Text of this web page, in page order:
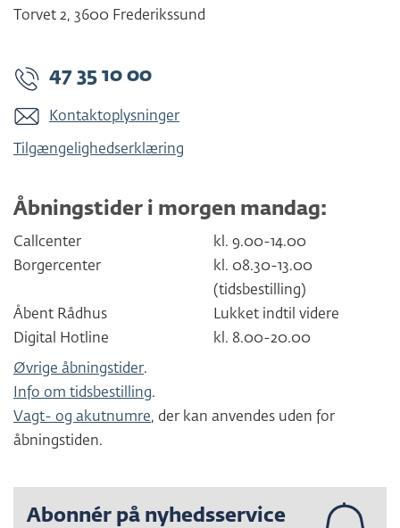
Torvet 2, 3600 Frederikssund
47 35 10 00
Kontaktoplysninger
Tilgængelighedserklæring
Åbningstider i morgen mandag:
Callcenter
kl. 9.00-14.00
Borgercenter
kl. 08.30-13.00
(tidsbestilling)
Åbent Rådhus
Lukket indtil videre
Digital Hotline
kl. 8.00-20.00
Øvrige åbningstider.
Info om tidsbestilling.
Vagt- og akutnumre, der kan anvendes uden for
åbningstiden.
Abonnér på nyhedsservice